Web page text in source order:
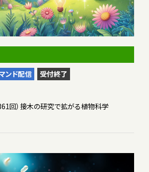
ンド配信
受付終了
回）接木の研究で拡がる植物科学